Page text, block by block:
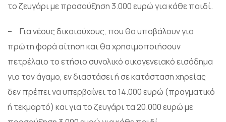
το ζευγάρι με προσαύξηση 3.000 ευρώ για κάθε παιδί.
– Για νέους δικαιούχους, που θα υποβάλουν για
πρώτη φορά αίτηση και θα χρησιμοποιήσουν
πετρέλαιο το ετήσιο συνολικό οικογενειακό εισόδημα
για τον άγαμο, εν διαστάσει ή σε κατάσταση χηρείας
δεν πρέπει να υπερβαίνει τα 14.000 ευρώ (πραγματικό
ή τεκμαρτό) και για το ζευγάρι τα 20.000 ευρώ με